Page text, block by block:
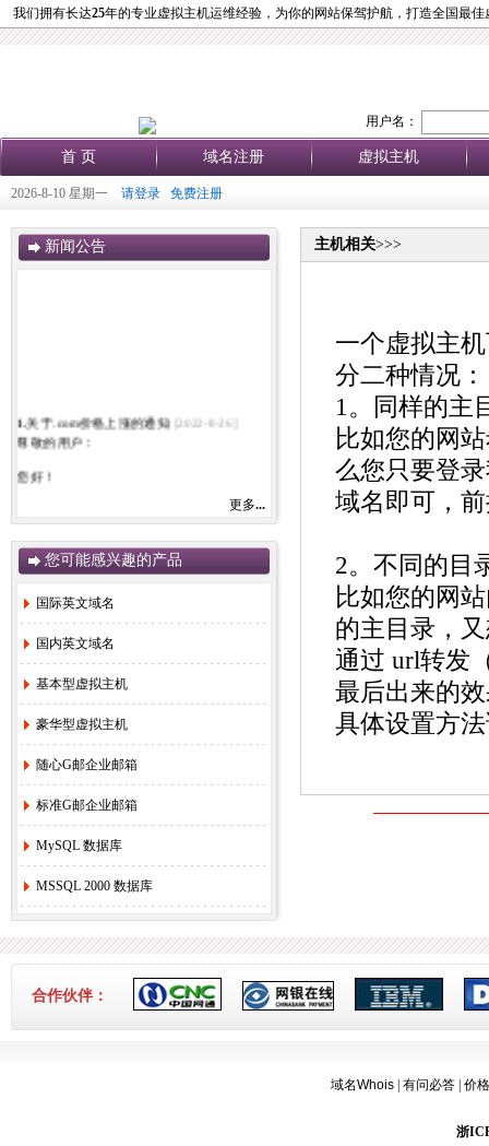
我们拥有长达25年的专业虚拟主机运维经验，为你的网站保驾护航，打造全国最佳
用户名：
首 页 域名注册 虚拟主机
2026-8-10 星期一 请登录 免费注册
新闻公告
1.关于.com价格上涨的通知 [2022-8-26]
尊敬的用户：
您好！
感谢您一直以来对赛友在线的关注和支持！
由于注册局成本上涨，我司将于2022年9月1
日开始对.com后缀域名注册和续费价格进行
调整。
.com注册首年以及续费上涨幅度5元/每年，
详情参考赛友在线域名价格总览。
如果您需要使用，管理以上业务，敬请您提
2022年08月26日
2.关于《全面实行域名实名制》的紧急通
知！ [2022-6-23]
3.
关于.com价格调整的通知
4.香港独享服务器69硬件升级通知！
5.香港服务器机房线路升级维护通知
11-27]
8-21]
香港独享服务器71网站迁移通知！
3-16]
更多...
您可能感兴趣的产品
国际英文域名
国内英文域名
基本型虚拟主机
豪华型虚拟主机
随心G邮企业邮箱
标准G邮企业邮箱
MySQL 数据库
MSSQL 2000 数据库
主机相关>>>
一个虚拟主
分二种情况：
1。同样的主
比如您的网
么您只要登
域名即可，
2。不同的目
比如您的网
的主目录，
通过 url转发
最后出来的
具体设置方
合作伙伴：
域名Whois 有问必答 价
浙